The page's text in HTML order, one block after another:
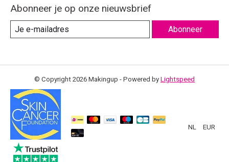
Abonneer je op onze nieuwsbrief
Abonneer
© Copyright 2026 Makingup - Powered by Lightspeed
NL EUR